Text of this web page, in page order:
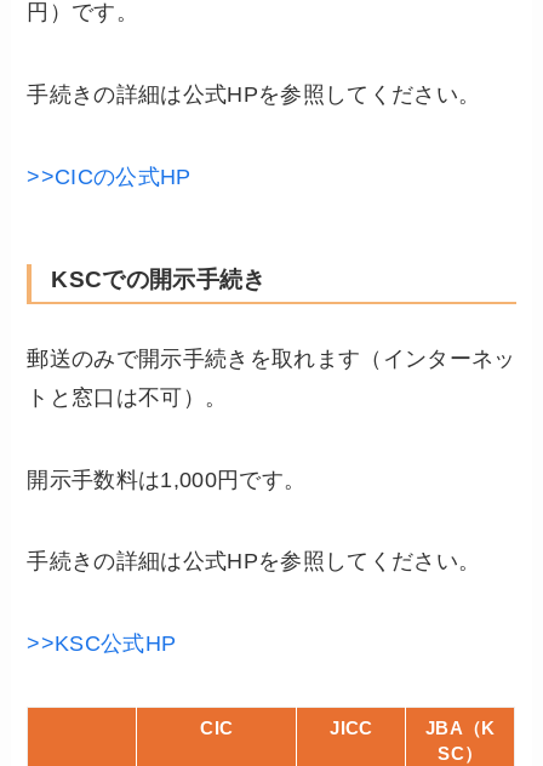
円）です。
手続きの詳細は公式HPを参照してください。
>>CICの公式HP
KSCでの開示手続き
郵送のみで開示手続きを取れます（インターネッ
トと窓口は不可）。
開示手数料は1,000円です。
手続きの詳細は公式HPを参照してください。
>>KSC公式HP
CIC JICC
JBA（K
SC）